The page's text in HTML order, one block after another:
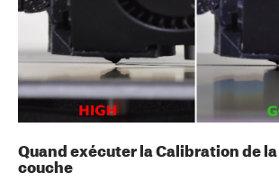
Quand exécuter la Calibration de
couche